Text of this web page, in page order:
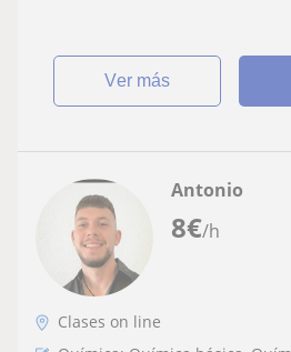
ver más
8€/h
Antonio
Clases on line